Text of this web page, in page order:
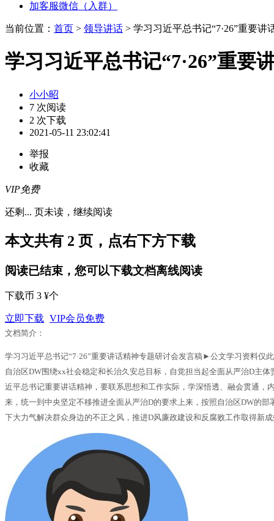
加客服微信（入群）
当前位置： 首页 > 领导讲话 > 学习习近平总书记“7·26”重要
学习习近平总书记“7·26”重要
小小昭
7 次阅读
2 次下载
2021-05-11 23:02:41
举报
收藏
VIP免费
还剩 ... 页未读， 继续阅读
本文共有 2 页，点右下方下载
阅读已结束，您可以下载文档离线阅读
下载币 3 ¥个
立即下载 VIP会员免费
文档简介：
学习习近平总书记“7·26”重要讲话精神专题研讨会发言稿►公文学习资料仅
自治区DW围绕xx社会稳定和长治久安总目标，自觉担当起全面从严治D主
近平总书记重要讲话精神，要联系思想和工作实际，学深悟透、融会贯通
来，统一到中央坚定不移推进全面从严治D的要求上来，按照自治区DW的
下大力气解决群众身边的不正之风，推进D风廉政建设和反腐败工作取得